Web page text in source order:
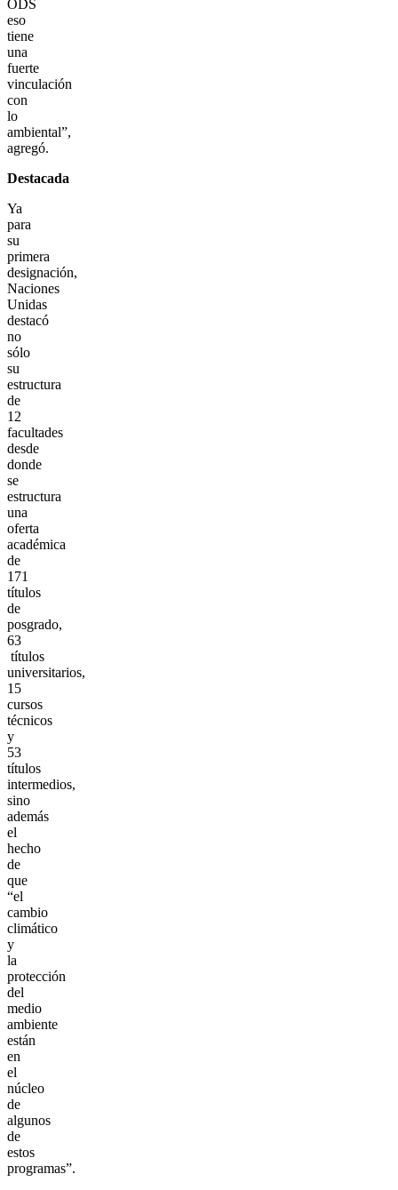
ODS
eso
tiene
una
fuerte
vinculación
con
lo
ambiental”,
agregó.
Destacada
Ya
para
su
primera
designación,
Naciones
Unidas
destacó
no
sólo
su
estructura
de
12
facultades
desde
donde
se
estructura
una
oferta
académica
de
171
títulos
de
posgrado,
63
títulos
universitarios,
15
cursos
técnicos
y
53
títulos
intermedios,
sino
además
el
hecho
de
que
“el
cambio
climático
y
la
protección
del
medio
ambiente
están
en
el
núcleo
de
algunos
de
estos
programas”.